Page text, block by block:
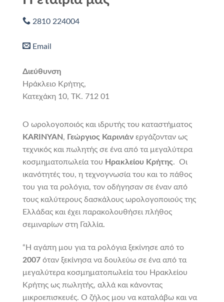
2810 224004
Email
Διεύθυνση
Ηράκλειο Κρήτης,
Κατεχάκη 10, ΤΚ. 712 01
Ο ωρολογοποιός και ιδρυτής του καταστήματος
KARINYAN , Γεώργιος Καρινιάν εργάζονταν ως
τεχνικός και πωλητής σε ένα από τα μεγαλύτερα
κοσμηματοπωλεία του Ηρακλείου Κρήτης. Οι
ικανότητές του, η τεχνογνωσία του και το πάθος
του για τα ρολόγια, τον οδήγησαν σε έναν από
τους καλύτερους δασκάλους ωρολογοποιούς της
Ελλάδας και έχει παρακολουθήσει πλήθος
σεμιναρίων στη Γαλλία.
“Η αγάπη μου για τα ρολόγια ξεκίνησε από το
2007 όταν ξεκίνησα να δουλεύω σε ένα από τα
μεγαλύτερα κοσμηματοπωλεία του Ηρακλείου
Κρήτης ως πωλητής, αλλά και κάνοντας
μικροεπισκευές. Ο ζήλος μου να καταλάβω και να